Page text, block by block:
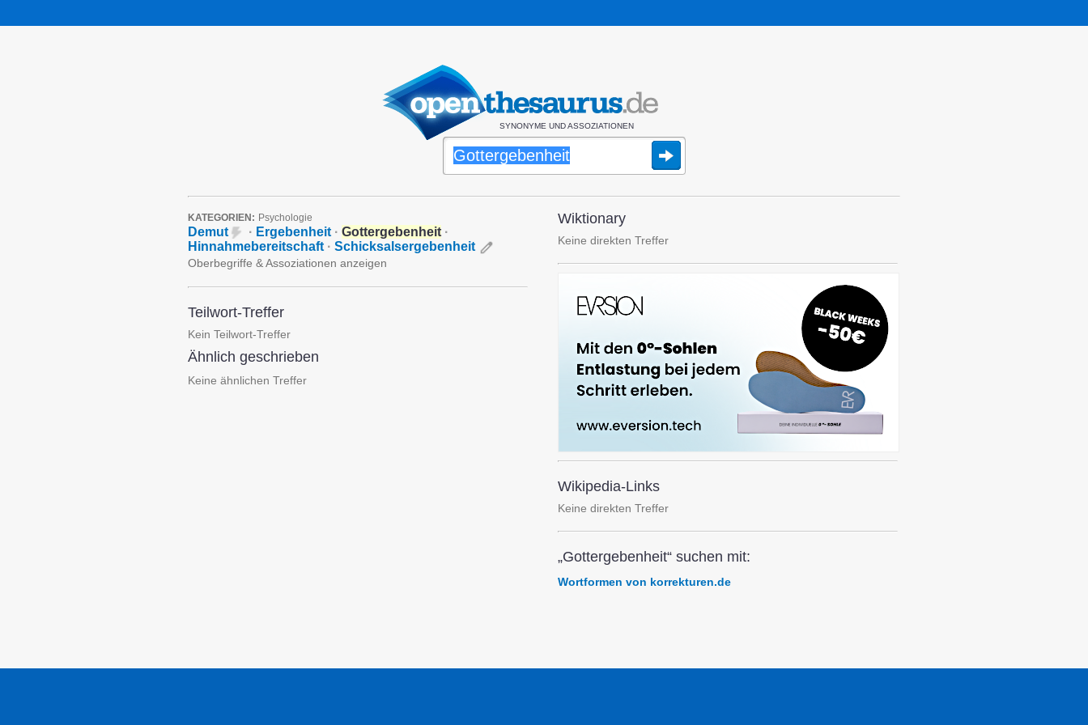
SYNONYME UND ASSOZIATIONEN
KATEGORIEN: Psychologie
Demut · Ergebenheit · Gottergebenheit ·
Hinnahmebereitschaft · Schicksalsergebenheit
Oberbegriffe & Assoziationen anzeigen
Teilwort-Treffer
Kein Teilwort-Treffer
Ähnlich geschrieben
Keine ähnlichen Treffer
Wiktionary
Keine direkten Treffer
Wikipedia-Links
Keine direkten Treffer
„Gottergebenheit“ suchen mit:
Wortformen von korrekturen.de